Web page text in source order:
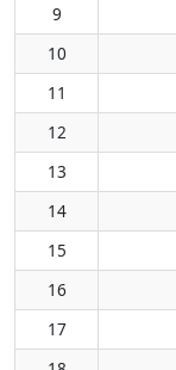
9
10
11
12
13
14
15
16
17